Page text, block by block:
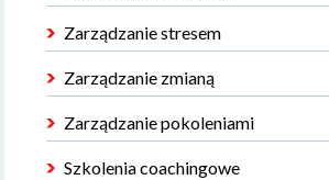
Zarządzanie stresem
Zarządzanie zmianą
Zarządzanie pokoleniami
Szkolenia coachingowe